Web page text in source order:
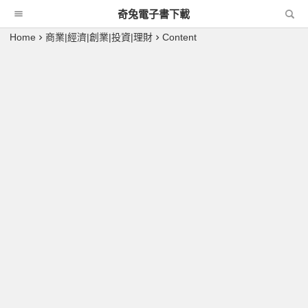
奇兔電子書下載
Home 商業|經濟|創業|投資|理財 Content